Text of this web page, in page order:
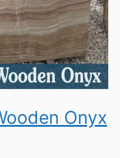
Onyx